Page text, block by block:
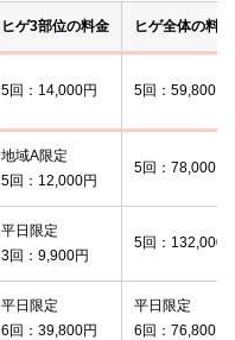
ヒゲ3部位の料金 ヒゲ全体の料金
5回：14,000円 5回：59,800円
地域A限定
5回：12,000円
5回：78,000円
平日限定
3回：9,900円
5回：132,000
平日限定
6回：39,800円
平日限定
6回：76,800円